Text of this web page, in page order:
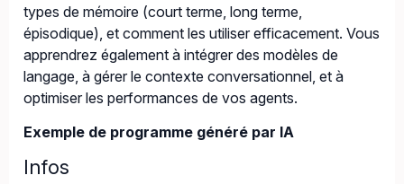
types de mémoire (court terme, long terme,
épisodique), et comment les utiliser efficacement. Vous
apprendrez également à intégrer des modèles de
langage, à gérer le contexte conversationnel, et à
optimiser les performances de vos agents.
Exemple de programme généré par IA
Infos